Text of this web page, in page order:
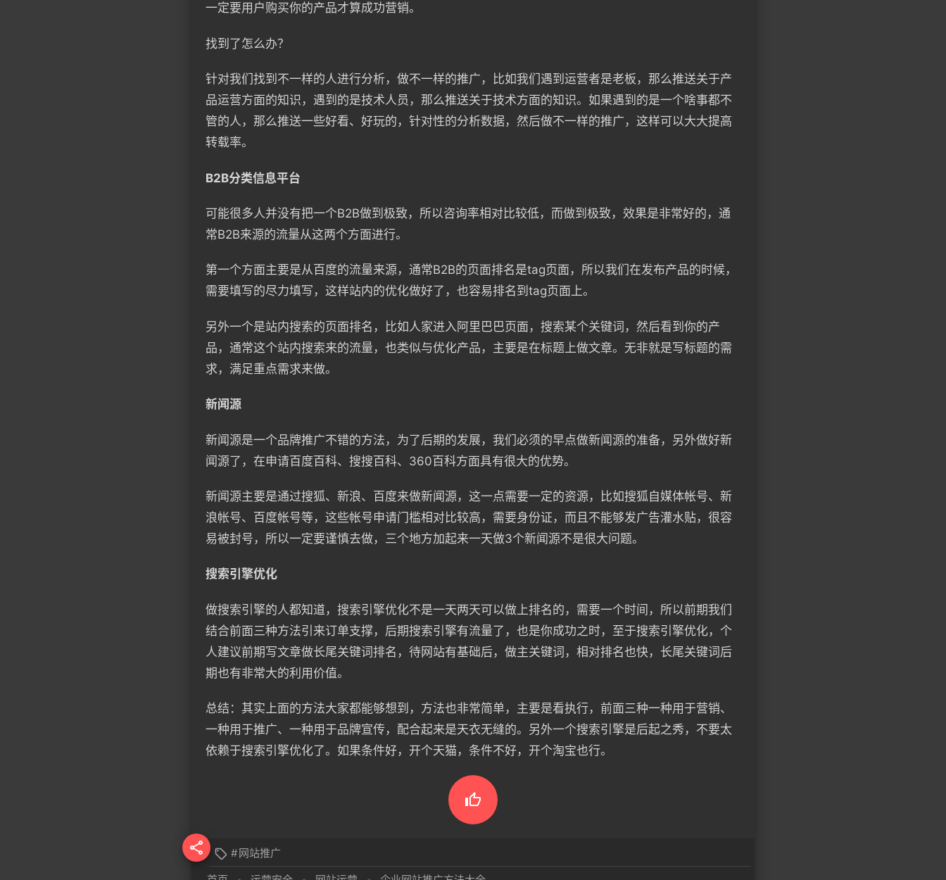
一定要用户购买你的产品才算成功营销。
找到了怎么办？
针对我们找到不一样的人进行分析，做不一样的推广，比如我们遇到运营者是老板，那么推送关于产
品运营方面的知识，遇到的是技术人员，那么推送关于技术方面的知识。如果遇到的是一个啥事都不
管的人，那么推送一些好看、好玩的，针对性的分析数据，然后做不一样的推广，这样可以大大提高
转载率。
B2B分类信息平台
可能很多人并没有把一个B2B做到极致，所以咨询率相对比较低，而做到极致，效果是非常好的，通
常B2B来源的流量从这两个方面进行。
第一个方面主要是从百度的流量来源，通常B2B的页面排名是tag页面，所以我们在发布产品的时候，
需要填写的尽力填写，这样站内的优化做好了，也容易排名到tag页面上。
另外一个是站内搜索的页面排名，比如人家进入阿里巴巴页面，搜索某个关键词，然后看到你的产
品，通常这个站内搜索来的流量，也类似与优化产品，主要是在标题上做文章。无非就是写标题的需
求，满足重点需求来做。
新闻源
新闻源是一个品牌推广不错的方法，为了后期的发展，我们必须的早点做新闻源的准备，另外做好新
闻源了，在申请百度百科、搜搜百科、360百科方面具有很大的优势。
新闻源主要是通过搜狐、新浪、百度来做新闻源，这一点需要一定的资源，比如搜狐自媒体帐号、新
浪帐号、百度帐号等，这些帐号申请门槛相对比较高，需要身份证，而且不能够发广告灌水贴，很容
易被封号，所以一定要谨慎去做，三个地方加起来一天做3个新闻源不是很大问题。
搜索引擎优化
做搜索引擎的人都知道，搜索引擎优化不是一天两天可以做上排名的，需要一个时间，所以前期我们
结合前面三种方法引来订单支撑，后期搜索引擎有流量了，也是你成功之时，至于搜索引擎优化，个
人建议前期写文章做长尾关键词排名，待网站有基础后，做主关键词，相对排名也快，长尾关键词后
期也有非常大的利用价值。
总结：其实上面的方法大家都能够想到，方法也非常简单，主要是看执行，前面三种一种用于营销、
一种用于推广、一种用于品牌宣传，配合起来是天衣无缝的。另外一个搜索引擎是后起之秀，不要太
依赖于搜索引擎优化了。如果条件好，开个天猫，条件不好，开个淘宝也行。

  #网站推广